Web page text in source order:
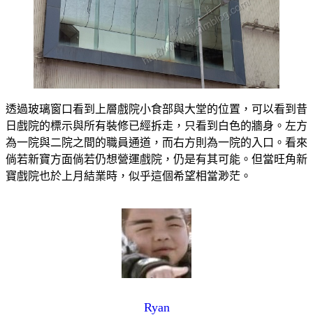
透過玻璃窗口看到上層戲院小食部與大堂的位置，可以看到昔
日戲院的標示與所有裝修已經拆走，只看到白色的牆身。左方
為一院與二院之間的職員通道，而右方則為一院的入口。看來
倘若新寶方面倘若仍想營運戲院，仍是有其可能。但當旺角新
寶戲院也於上月結業時，似乎這個希望相當渺茫。
Ryan